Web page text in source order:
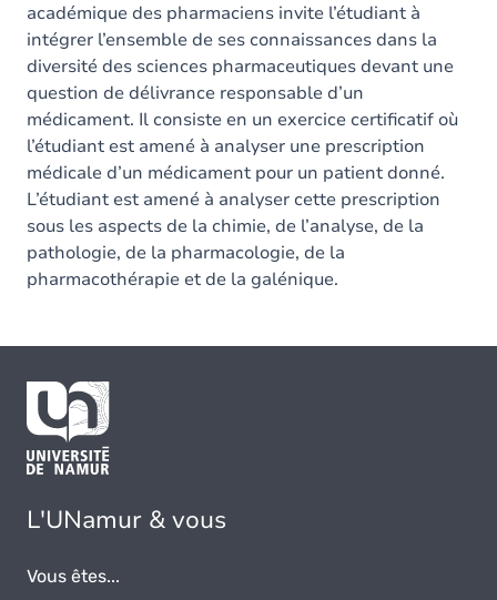
académique des pharmaciens invite l’étudiant à
intégrer l’ensemble de ses connaissances dans la
diversité des sciences pharmaceutiques devant une
question de délivrance responsable d’un
médicament. Il consiste en un exercice certificatif où
l’étudiant est amené à analyser une prescription
médicale d’un médicament pour un patient donné.
L’étudiant est amené à analyser cette prescription
sous les aspects de la chimie, de l’analyse, de la
pathologie, de la pharmacologie, de la
pharmacothérapie et de la galénique.
L'UNamur & vous
Vous êtes...